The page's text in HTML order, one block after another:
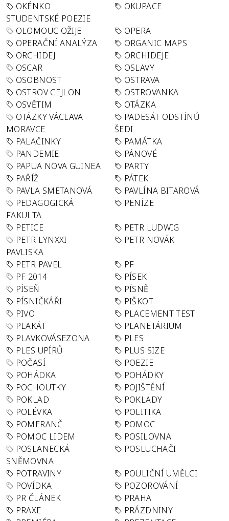
OKÉNKO
STUDENTSKÉ POEZIE
OKUPACE
OLOMOUC OŽIJE
OPERA
OPERAČNÍ ANALÝZA
ORGANIC MAPS
ORCHIDEJ
ORCHIDEJE
OSCAR
OSLAVY
OSOBNOST
OSTRAVA
OSTROV CEJLON
OSTROVANKA
OSVĚTIM
OTÁZKA
OTÁZKY VÁCLAVA
MORAVCE
PADESÁT ODSTÍNŮ
ŠEDI
PALAČINKY
PAMÁTKA
PANDEMIE
PÁNOVÉ
PAPUA NOVA GUINEA
PARTY
PAŘÍŽ
PÁTEK
PAVLA SMETANOVÁ
PAVLÍNA BITAROVÁ
PEDAGOGICKÁ
FAKULTA
PENÍZE
PETICE
PETR LUDWIG
PETR LYNXXI
PAVLISKA
PETR NOVÁK
PETR PAVEL
PF
PF 2014
PÍSEK
PÍSEŇ
PÍSNĚ
PÍSNIČKÁŘI
PIŠKOT
PIVO
PLACEMENT TEST
PLAKÁT
PLANETÁRIUM
PLAVKOVÁSEZONA
PLES
PLES UPÍRŮ
PLUS SIZE
POČASÍ
POEZIE
POHÁDKA
POHÁDKY
POCHOUTKY
POJIŠTĚNÍ
POKLAD
POKLADY
POLÉVKA
POLITIKA
POMERANČ
POMOC
POMOC LIDEM
POSILOVNA
POSLANECKÁ
SNĚMOVNA
POSLUCHAČI
POTRAVINY
POULIČNÍ UMĚLCI
POVÍDKA
POZOROVÁNÍ
PR ČLÁNEK
PRAHA
PRAXE
PRÁZDNINY